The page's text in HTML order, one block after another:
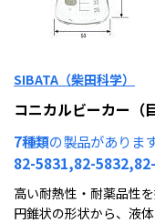
SIBATA（柴田科学）
コニカルビーカー（
7種類の製品がありま
82-5831,82-
高い耐熱性・耐薬品性
円錐状の形状から、液